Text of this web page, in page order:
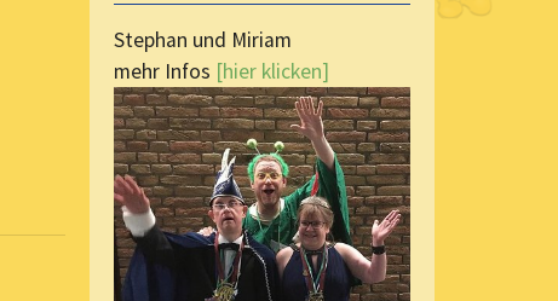
Stephan und Miriam
mehr Infos [hier klicken]